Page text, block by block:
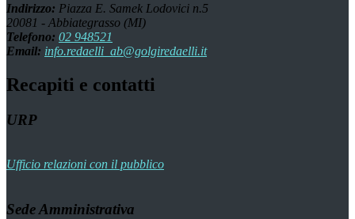
Indirizzo: Piazza E. Samek Lodovici n.5
20081 - Abbiategrasso (MI)
Telefono: 02 948521
Email: info.redaelli_ab@golgiredaelli.it
Recapiti e contatti
URP
Ufficio relazioni con il pubblico
Sede Amministrativa